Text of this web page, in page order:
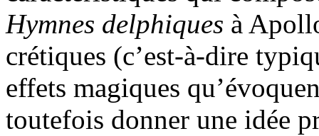
Hymnes delphiques à
crétiques (c’est-à-dire
effets magiques
toutefois donner une idée